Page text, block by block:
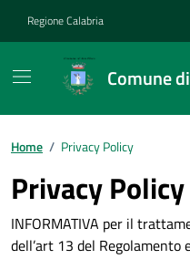
Regione Calabria
Comune
Home / Privacy Policy
Privacy Policy
INFORMATIVA per il
dell’art 13 del